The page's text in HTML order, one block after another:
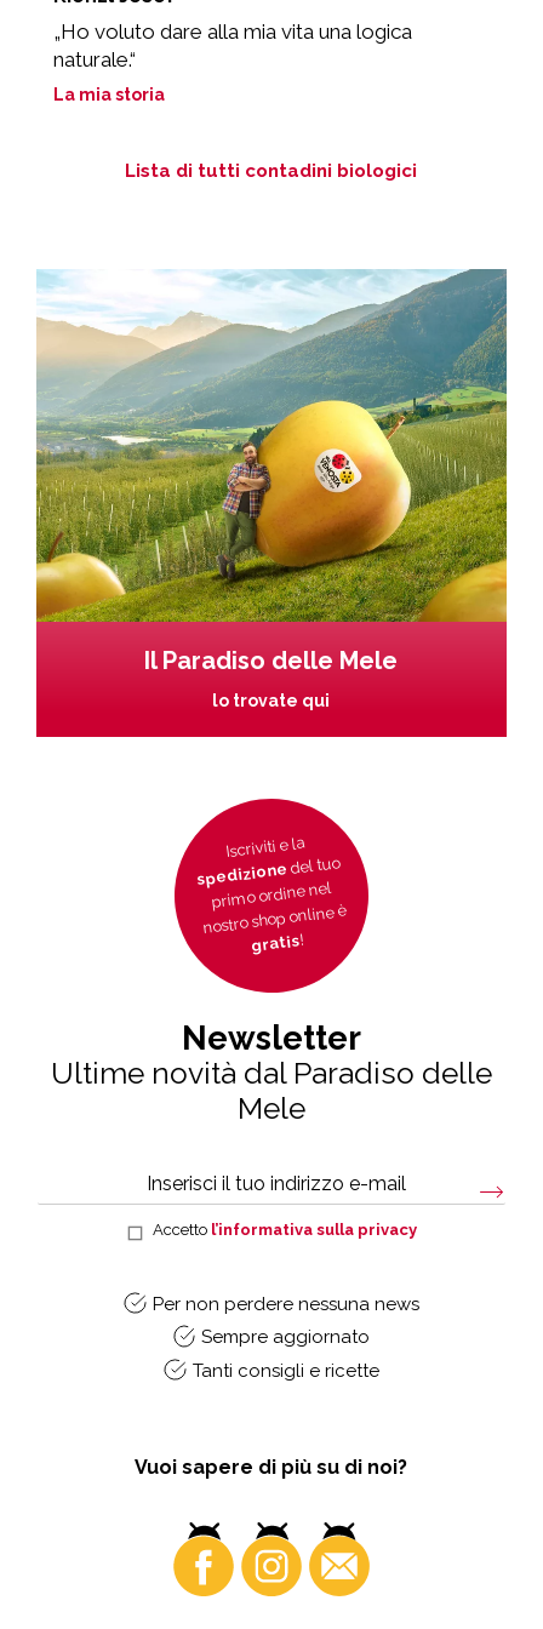
„Ho voluto dare alla mia vita una logica
naturale.“
La mia storia
Lista di tutti contadini biologici
Il Paradiso delle Mele
lo trovate qui
Iscriviti e la
spedizionedel tuo
primo ordine nel
nostro shop online è
gratis!
Newsletter
Ultime novità dal Paradiso delle
Mele
Accetto l’informativa sulla privacy
Per non perdere nessuna news
Sempre aggiornato
Tanti consigli e ricette
Vuoi sapere di più su di noi?